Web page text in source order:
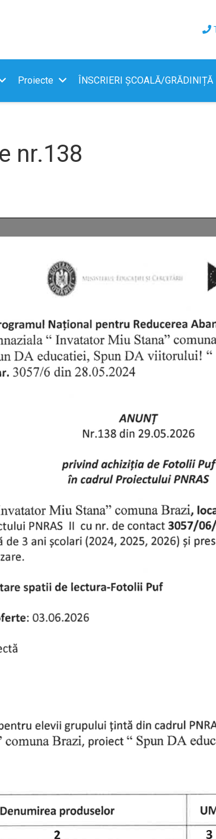
Proiecte ÎNSCRIERI ȘCOALĂ/GRĂDINIȚĂ
nr.138